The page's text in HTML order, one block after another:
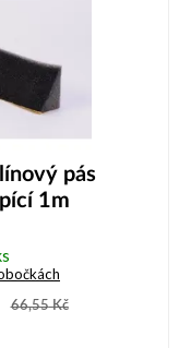
pás
1m
66,55Kč